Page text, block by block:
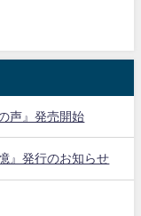
声』発売開始
』発行のお知らせ